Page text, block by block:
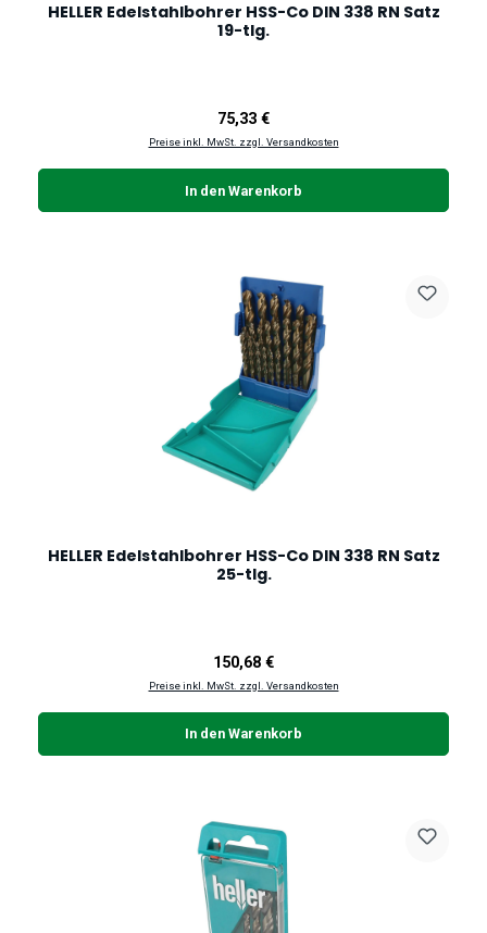
HELLER Edelstahlbohrer HSS-Co DIN 338 RN Satz
19-tlg.
Regulärer Preis:
75,33 €
Preise inkl. MwSt. zzgl. Versandkosten
In den Warenkorb
HELLER Edelstahlbohrer HSS-Co DIN 338 RN Satz
25-tlg.
Regulärer Preis:
150,68 €
Preise inkl. MwSt. zzgl. Versandkosten
In den Warenkorb